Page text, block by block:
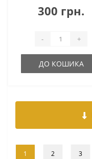
300 грн.
- +
ДО КОШИКА
1 2 3